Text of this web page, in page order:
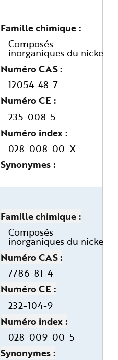
Famille chimique
Composés
inorganiques du nickel
Numéro CAS
12054-48-7
Numéro CE
235-008-5
Numéro index
028-008-00-X
Synonymes
Famille chimique
Composés
inorganiques du nickel
Numéro CAS
7786-81-4
Numéro CE
232-104-9
Numéro index
028-009-00-5
Synonymes